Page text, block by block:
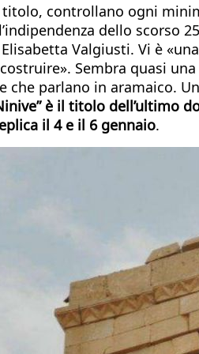
controllano ogni
dello scorso
Valgiusti. Vi è
Sembra quasi
parlano in aramaico.
è il titolo dell’ultimo
il 4 e il 6 gennaio.